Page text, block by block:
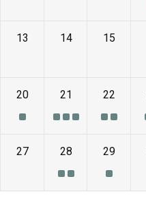
13 14 15
20 21 22
27 28 29